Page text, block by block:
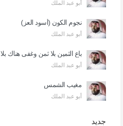
أبو عبد الملك
نجوم الكون (أسود العز)
أبو عبد الملك
أبو عبد الملك
مغيب الشمس
أبو عبد الملك
جديد